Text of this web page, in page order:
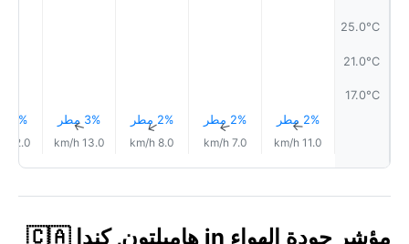
25.0°C
21.0°C
17.0°C
2% مطر↑
11.0 km/h
2% مطر↑
7.0 km/h
2% مطر↑
8.0 km/h
3% مطر↑
13.0 km/h
2% مطر
12.0 km/h
مؤشر جودة الهواء in هاميلتون, كندا 🇨🇦